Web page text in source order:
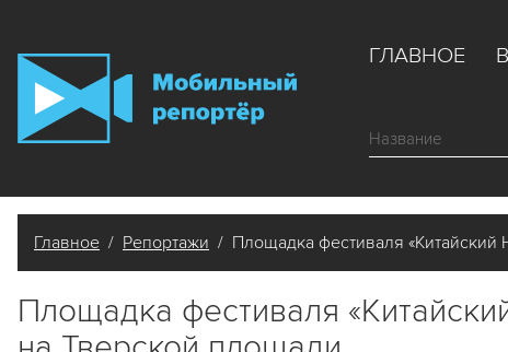
ГЛАВНОЕ
Главное / Репортажи / Площадка фестиваля
Площадка фестиваля